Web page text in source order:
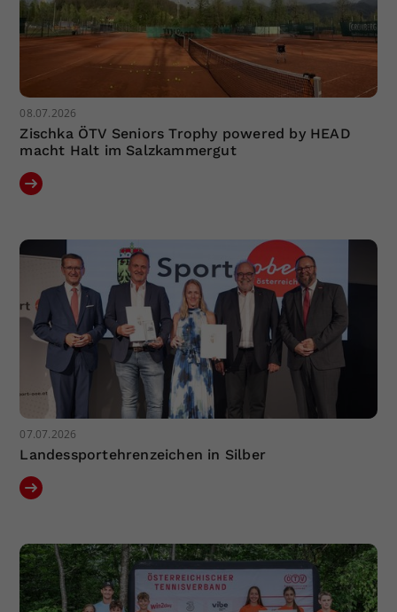
08.07.2026
Zischka ÖTV Seniors Trophy powered by HEAD
macht Halt im Salzkammergut
07.07.2026
Landessportehrenzeichen in Silber